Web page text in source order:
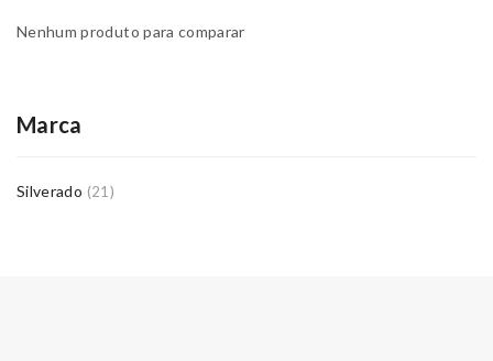
Nenhum produto para comparar
Marca
Silverado (21)